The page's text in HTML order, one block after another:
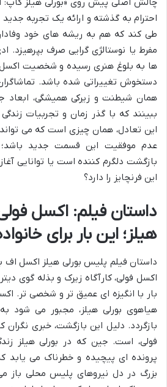
احترام به گذشته و ارائه یک تجربه
طی کند که هم به ریشه های خود وفادار
مفرط یا نوستالژی گرایی صرف بپرهیزد.
ها به بلوغ هنری رسیده و شخصیت
دستخوش تغییراتی شده باشد. تماشاگران
همان شیطنت و زیرکی همیشگی، ابعاد
ببینند که با گذر زمان و تجربیات
این تعادل، همان چیزی است که می
عدم موفقیت این قسمت جدید باشد؛
بازگشت دلگرم کننده است یا توانایی
این فرنچایز را دارد؟
داستان فیلم: اکسل
هیلز؛ این بار برای
داستان فیلم پلیس بورلی هیلز اکسل اف
اکسل فولی، کارآگاه زیرک و بذله گوی
بار با انگیزه ای عمیق تر و شخصی تر.
هیاهوی بورلی هیلز، مجبور می شود
بازگردد. دلیل این بازگشت، خبری
فولی، است. جین که در بورلی هیلز
پرونده ای پیچیده و خطرناک می یابد
بزرگ در دل نیروهای پلیس محلی باز